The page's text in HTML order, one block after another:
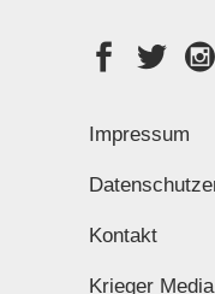
Impressum
Kontakt
Krieger Media